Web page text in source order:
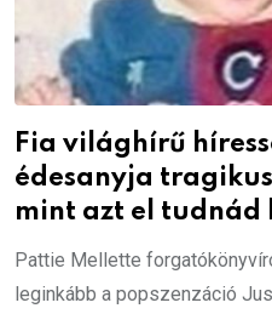
Fia világhírű
édesanyja
mint azt el tudnád
Pattie Mellette
leginkább a popszenzáció